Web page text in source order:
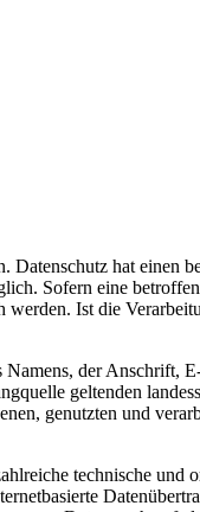
Datenschutz hat
Sofern eine
Ist die
der
geltenden
genutzten und
technische und